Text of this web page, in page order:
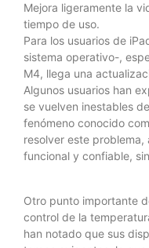
Mejora ligeramente la
tiempo de uso.
Para los usuarios de
sistema operativo-,
M4, llega una
Algunos usuarios han
se vuelven inestables
fenómeno conocido
resolver este
funcional y confiable,
Otro punto importante
control de la
han notado que sus